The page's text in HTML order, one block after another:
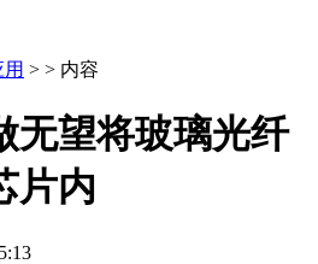
> > 内容
无望将玻璃光纤
片内